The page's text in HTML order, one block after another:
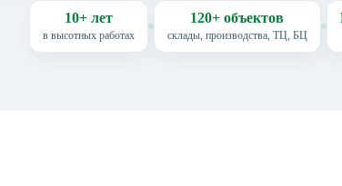
10+ лет
в высотных работах
120+ объектов
склады, производства, ТЦ, БЦ